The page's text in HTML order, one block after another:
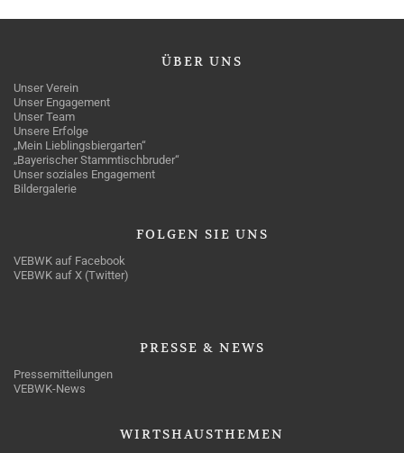
ÜBER UNS
Unser Verein
Unser Engagement
Unser Team
Unsere Erfolge
„Mein Lieblingsbiergarten“
„Bayerischer Stammtischbruder“
Unser soziales Engagement
Bildergalerie
FOLGEN SIE UNS
VEBWK auf Facebook
VEBWK auf X (Twitter)
PRESSE & NEWS
Pressemitteilungen
VEBWK-News
WIRTSHAUSTHEMEN